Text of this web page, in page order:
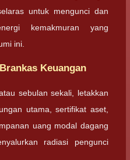
untuk mengunci dan
kemakmuran yang
ini.
Keuangan
sebulan sekali, letakkan
utama, sertifikat aset,
uang modal dagang
radiasi pengunci